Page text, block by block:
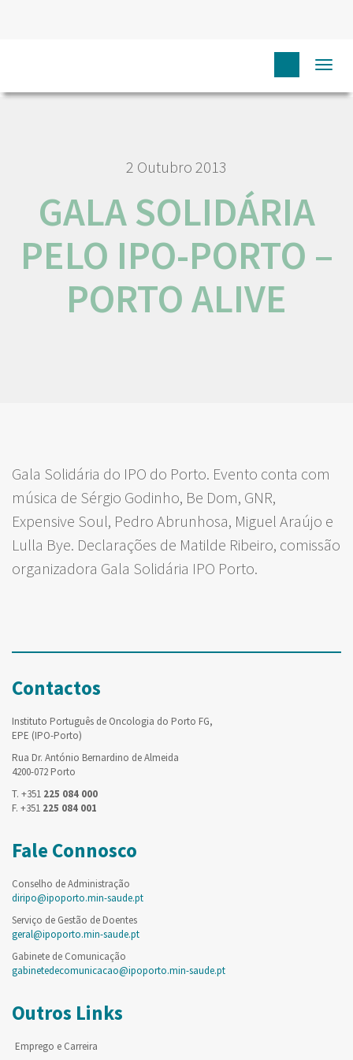
2 Outubro 2013
GALA SOLIDÁRIA
PELO IPO-PORTO –
PORTO ALIVE
Gala Solidária do IPO do Porto. Evento conta com
música de Sérgio Godinho, Be Dom, GNR,
Expensive Soul, Pedro Abrunhosa, Miguel Araújo e
Lulla Bye. Declarações de Matilde Ribeiro, comissão
organizadora Gala Solidária IPO Porto.
Contactos
Instituto Português de Oncologia do Porto FG,
EPE (IPO-Porto)
Rua Dr. António Bernardino de Almeida
4200-072 Porto
T. +351 225 084 000
F. +351 225 084 001
Fale Connosco
Conselho de Administração
diripo@ipoporto.min-saude.pt
Serviço de Gestão de Doentes
geral@ipoporto.min-saude.pt
Gabinete de Comunicação
gabinetedecomunicacao@ipoporto.min-saude.pt
Outros Links
Emprego e Carreira